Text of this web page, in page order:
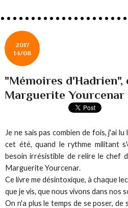
2017
14/08
"Mémoires
Marguerite Yourcenar
Je ne sais pas combien de fois, j'ai
cet été, quand le rythme militant
besoin irrésistible de relire le chef
Marguerite Yourcenar.
Ce livre me désintoxique, à chaque
que je vis, que nous vivons dans nos
On n'a plus le temps de se poser,